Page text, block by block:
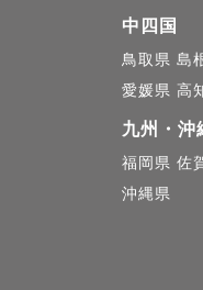
そんな想いを込めて撮
◆撮影について
中四国
鳥取県 島
愛媛県 高
九州・沖
福岡県 佐
沖縄県